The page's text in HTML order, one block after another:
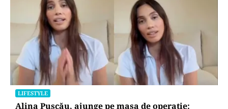
LIFESTYLE
Alina Pușcău, ajunge pe masa de operație: